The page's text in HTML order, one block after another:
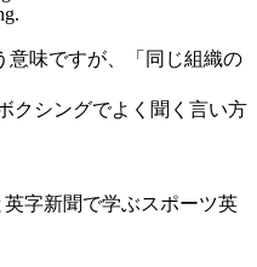
意味ですが、「同じ組織の
クシングでよく聞く言い方
字新聞で学ぶスポーツ英